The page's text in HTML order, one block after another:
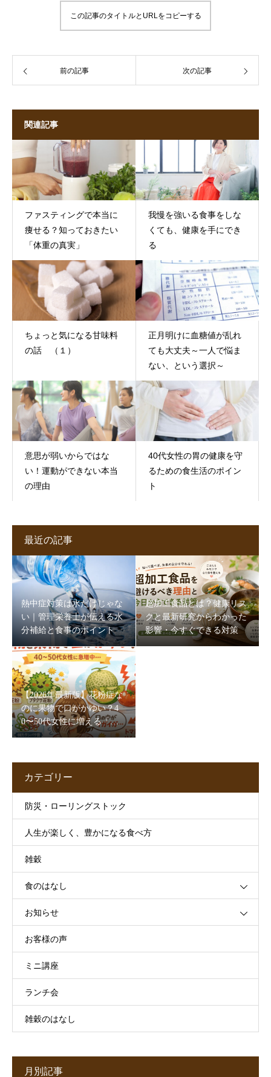
この記事のタイトルとURLをコピーする
前の記事 次の記事
関連記事
ファスティングで本当に
痩せる？知っておきたい
「体重の真実」
我慢を強いる食事をしな
くても、健康を手にでき
る
ちょっと気になる甘味料
の話 （１）
正月明けに血糖値が乱れ
ても大丈夫～一人で悩ま
ない、という選択～
意思が弱いからではな
い！運動ができない本当
の理由
40代女性の胃の健康を守
るための食生活のポイン
ト
最近の記事
熱中症対策は水だけじゃな
い｜管理栄養士が伝える水
分補給と食事のポイント
超加工食品とは？健康リス
クと最新研究からわかった
影響・今すぐできる対策
【2026年最新版】花粉症な
のに果物で口がかゆい？4
0〜50代女性に増える「口
腔アレルギー症候群」とは
カテゴリー
防災・ローリングストック
人生が楽しく、豊かになる食べ方
雑穀
食のはなし
お知らせ
お客様の声
ミニ講座
ランチ会
雑穀のはなし
月別記事